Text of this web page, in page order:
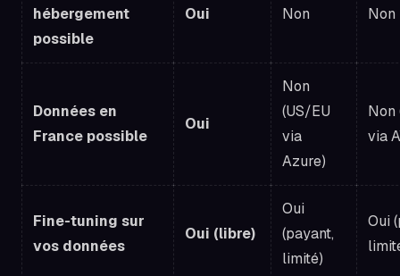
hébergement
possible
Oui Non Non
Données en
France possible
Oui
Non
(US/EU
via
Azure)
Non
via
Fine-tuning sur
vos données
Oui (libre)
Oui
(payant,
limité)
Oui